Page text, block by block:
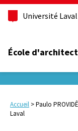
Université Laval
École
Accueil >Paulo
Laval